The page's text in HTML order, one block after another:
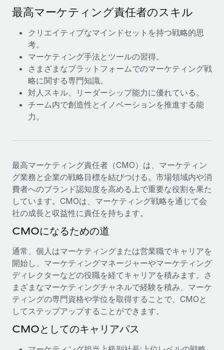
詳細を見る
最高マーケティング責任者のスキル
クリエイティブなマインドセットを持つ戦略的思
考。
マーケティング手法とツールの習得。
さまざまなプラットフォームでのマーケティング戦
略に関する専門知識。
対人スキル、リーダーシップ能力に優れている。
チーム内で創造性とイノベーションを推進する能
力。
最高マーケティング責任者（CMO）は、マーケティン
グ業務と企業の戦略目標を結びつける。市場領域内や消
費者へのブランド認知度を高める上で重要な役割を果た
しています。CMOは、マーケティング戦略を通じて会
社の成長と収益性に責任を持ちます。
CMOになるための道
通常、個人はマーケティングまたは営業職でキャリアを
開始し、マーケティングマネージャーやマーケティング
ディレクターなどの役職を経てキャリアを積みます。さ
まざまなマーケティングチャネルで経験を積み、マーケ
ティングの専門資格や学位を取得することで、CMOと
してステップアップすることができます。
CMOとしてのキャリアパス